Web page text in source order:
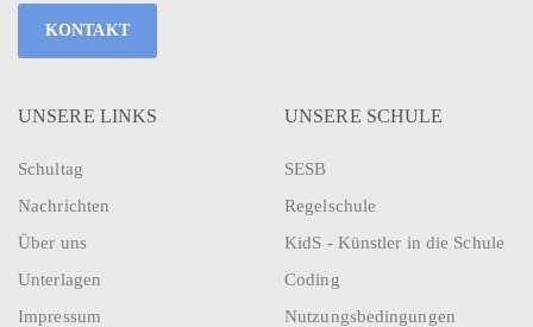
KONTAKT
UNSERE LINKS
Schultag
Nachrichten
Über uns
Unterlagen
Impressum
UNSERE SCHULE
SESB
Regelschule
KidS - Künstler in die Schule
Coding
Nutzungsbedingungen